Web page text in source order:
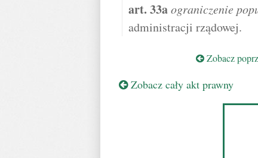
art. 33aograniczenie
administracji rządowej.
Zobacz
Zobacz cały akt prawny